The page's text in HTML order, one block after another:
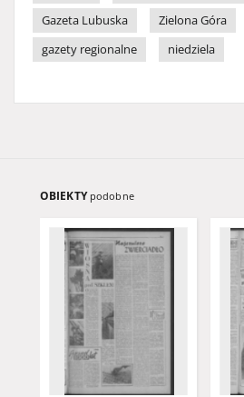
Gazeta Lubuska
Zielona Góra
gazety regionalne
niedziela
OBIEKTY podobne